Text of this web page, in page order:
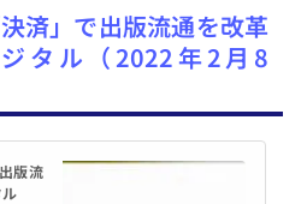
ジ開
募集済」で出版流通を改革
タル（2022年2月8
版流